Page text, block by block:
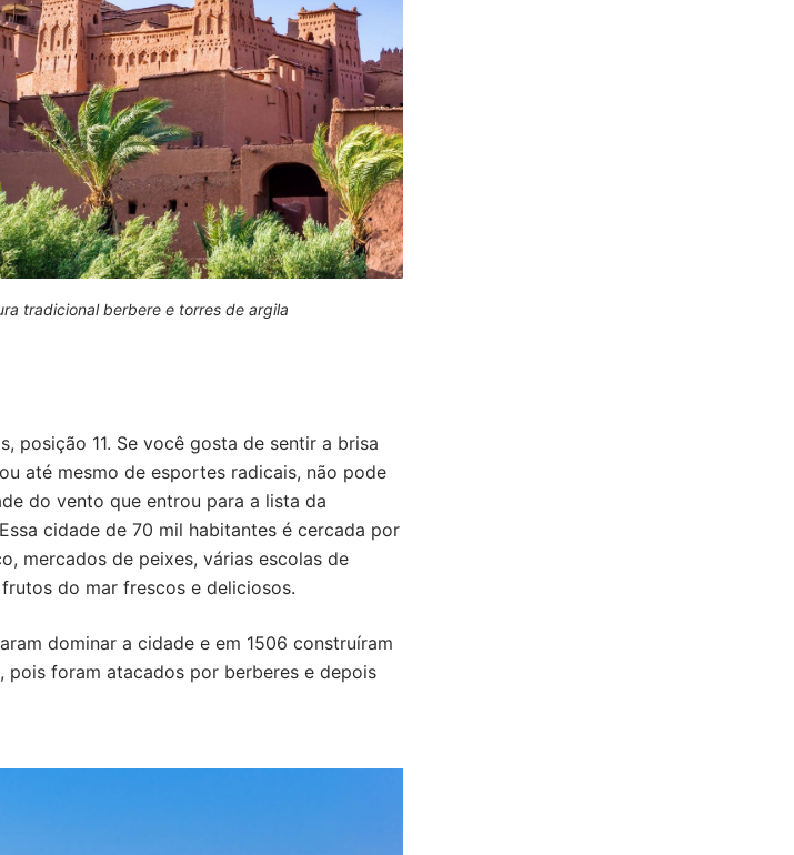
tradicional berbere e torres de argila
posição 11. Se você gosta de sentir a brisa
até mesmo de esportes radicais, não pode
do vento que entrou para a lista da
cidade de 70 mil habitantes é cercada por
mercados de peixes, várias escolas de
do mar frescos e deliciosos.
dominar a cidade e em 1506 construíram
pois foram atacados por berberes e depois